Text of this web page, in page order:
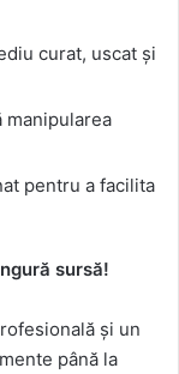
curat, uscat şi
manipularea
pentru a facilita
sursă!
și un
până la